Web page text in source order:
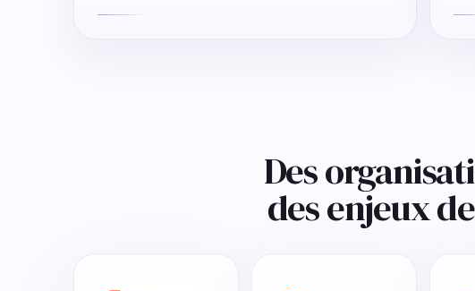
Des
des enjeux